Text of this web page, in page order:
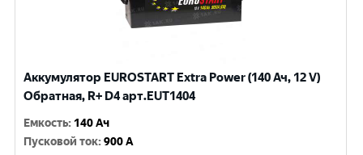
Аккумулятор EUROSTART Extra Power (140 Ач, 12 V)
Обратная, R+ D4 арт.EUT1404
Емкость: 140 Ач
Пусковой ток:900 A